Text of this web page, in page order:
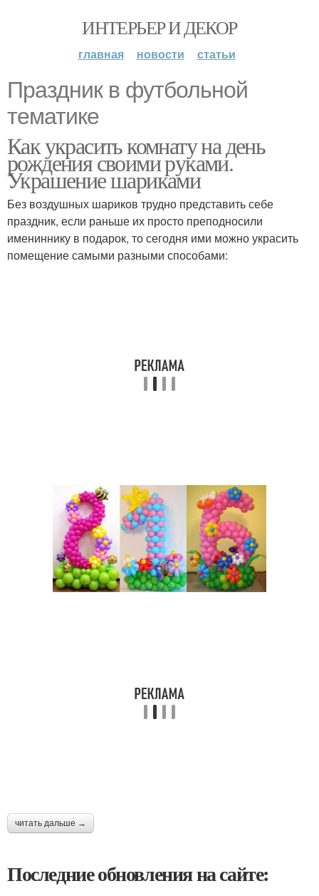
ИНТЕРЬЕР И ДЕКОР
главная новости статьи
Праздник в футбольной
тематике
Как украсить комнату на день
рождения своими руками.
Украшение шариками
Без воздушных шариков трудно представить себе
праздник, если раньше их просто преподносили
имениннику в подарок, то сегодня ими можно украсить
помещение самыми разными способами:
читать дальше →
Последние обновления на сайте: